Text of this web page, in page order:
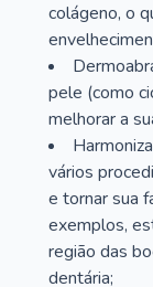
colágeno, o
pele (como
melhorar a
vários
e tornar sua
exemplos,
região das
dentária;